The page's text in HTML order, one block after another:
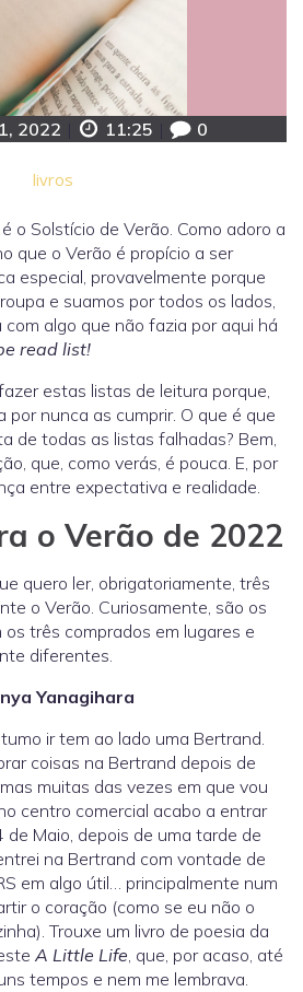
2022 11:25 0
livros
o Solstício de Verão. Como adoro a
que o Verão é propício a ser
especial, provavelmente porque
e suamos por todos os lados,
algo que não fazia por aqui há
read list!
estas listas de leitura porque,
por nunca as cumprir. O que é que
de todas as listas falhadas? Bem,
que, como verás, é pouca. E, por
entre expectativa e realidade.
o Verão de 2022
quero ler, obrigatoriamente, três
o Verão. Curiosamente, são os
três comprados em lugares e
diferentes.
Yanagihara
ir tem ao lado uma Bertrand.
coisas na Bertrand depois de
muitas das vezes em que vou
centro comercial acabo a entrar
de Maio, depois de uma tarde de
na Bertrand com vontade de
em algo útil… principalmente num
o coração (como se eu não o
Trouxe um livro de poesia da
A Little Life, que, por acaso, até
tempos e nem me lembrava.